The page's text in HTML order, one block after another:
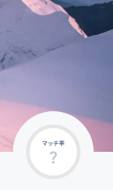
マッチ率